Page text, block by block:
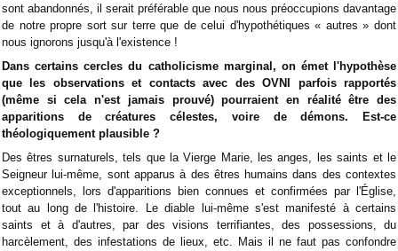
sont abandonnés, il serait préférable que nous nous préoccupions davantage
de notre propre sort sur terre que de celui d'hypothétiques « autres » dont
nous ignorons jusqu'à l'existence !
Dans certains cercles du catholicisme marginal, on émet l'hypothèse
que les observations et contacts avec des OVNI parfois rapportés
(même si cela n'est jamais prouvé) pourraient en réalité être des
apparitions de créatures célestes, voire de démons. Est-ce
théologiquement plausible ?
Des êtres surnaturels, tels que la Vierge Marie, les anges, les saints et le
Seigneur lui-même, sont apparus à des êtres humains dans des contextes
exceptionnels, lors d'apparitions bien connues et confirmées par l'Église,
tout au long de l'histoire. Le diable lui-même s'est manifesté à certains
saints et à d'autres, par des visions terrifiantes, des possessions, du
harcèlement, des infestations de lieux, etc. Mais il ne faut pas confondre